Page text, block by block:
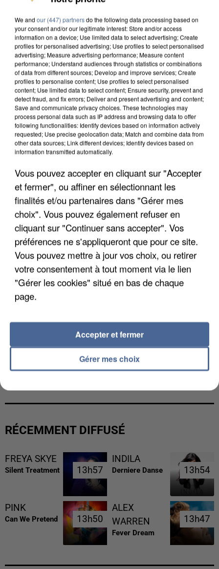
APRÈS TOUTES CES CANICULES, LES REFUGES
DE FAUNE SAUVAGE SONT...
L’UN DES FONDATEURS SUPPOSÉS DE LA DZ
RÉCEMMENT DIFFUSÉ
FREYA SKYE
Silent Treatment 13h57
13h57
INDILA
Derniere Danse 13h54
13h54
PINK
Can We Pretend 13h50
13h50
ALEX
WARREN
Fever Dream
13h47
13h47
We and our (447) partnersdo the following data processing based on
your consent and/or our legitimate interest: Store and/or access
information on a device; Use limited data to select advertising; Create
profiles for personalised advertising; Use profiles to select personalised
advertising; Measure advertising performance; Measure content
performance; Understand audiences through statistics or combinations
of data from different sources; Develop and improve services; Create
profiles to personalise content; Use profiles to select personalised
content; Use limited data to select content; Ensure security, prevent and
detect fraud, and fix errors; Deliver and present advertising and content;
Save and communicate privacy choices. These technologies may
process personal data such as IP address and browsing data to offer
following functionalities: Identify devices based on information actively
requested; Use precise geolocation data; Match and combine data from
other data sources; Link different devices; Identify devices based on
information transmitted automatically.
Vous pouvez accepter en cliquant sur "Accepter
et fermer", ou affiner en sélectionnant les
finalités et/ou partenaires dans "Gérer mes
choix". Vous pouvez également refuser en
cliquant sur "Continuer sans accepter". Vos
préférences ne s'appliqueront que pour ce site.
Vous pouvez mettre à jour vos choix, ou retirer
votre consentement à tout moment via le lien
"Gérer les cookies" situé en bas de chaque
page.
Gérer mes choix
Accepter et fermer